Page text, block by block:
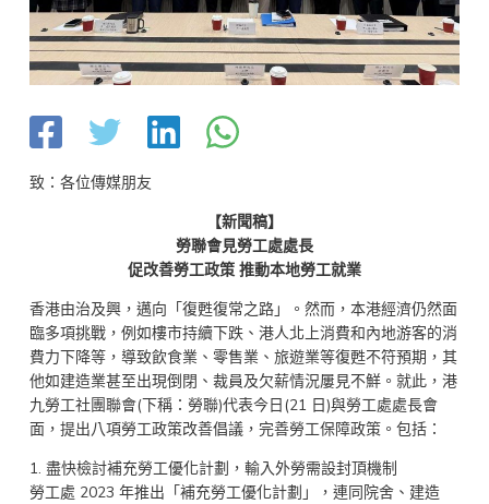
致：各位傳媒朋友
【新聞稿】
勞聯會見勞工處處長
促改善勞工政策 推動本地勞工就業
香港由治及興，邁向「復甦復常之路」。然而，本港經濟仍然面
臨多項挑戰，例如樓市持續下跌、港人北上消費和內地游客的消
費力下降等，導致飲食業、零售業、旅遊業等復甦不符預期，其
他如建造業甚至出現倒閉、裁員及欠薪情況屢見不鮮。就此，港
九勞工社團聯會(下稱：勞聯)代表今日(21 日)與勞工處處長會
面，提出八項勞工政策改善倡議，完善勞工保障政策。包括：
1. 盡快檢討補充勞工優化計劃，輸入外勞需設封頂機制
勞工處 2023 年推出「補充勞工優化計劃」，連同院舍、建造